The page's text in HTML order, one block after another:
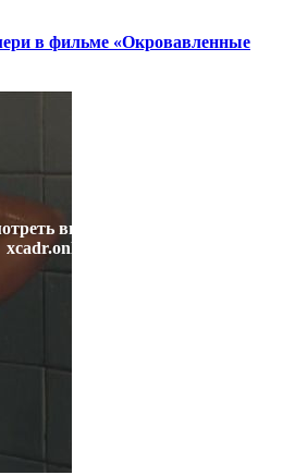
видео на
xcadr.online
в фильме «Окровавленные